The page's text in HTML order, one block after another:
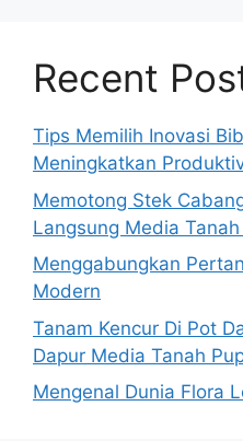
Recent
Tips Memilih Inovasi
Meningkatkan
Memotong Stek
Langsung Media Tanah
Menggabungkan
Modern
Tanam Kencur Di Pot
Dapur Media Tanah
Mengenal Dunia Flora